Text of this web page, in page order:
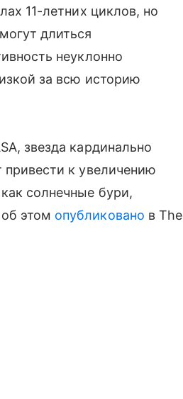
11-летних циклов, но
длиться
неуклонно
за всю историю
звезда кардинально
к увеличению
солнечные бури,
этом опубликовано в The